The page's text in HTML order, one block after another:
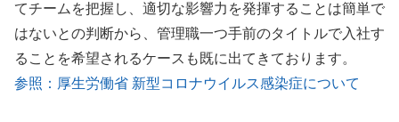
てチームを把握し、適切な影響力を発揮することは簡単で
はないとの判断から、管理職一つ手前のタイトルで入社す
ることを希望されるケースも既に出てきております。
参照：厚生労働省 新型コロナウイルス感染症について